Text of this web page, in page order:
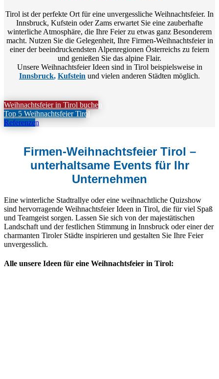
Tirol ist der perfekte Ort für eine unvergessliche Weihnachtsfeier. In
Innsbruck, Kufstein oder Zams erwartet Sie eine zauberhafte
winterliche Atmosphäre, die Ihre Feier zu etwas ganz Besonderem
macht. Nutzen Sie die Gelegenheit, Ihre Firmen-Weihnachtsfeier in
einer der beeindruckendsten Alpenregionen Österreichs zu feiern
und genießen Sie das alpine Flair.
Unsere Weihnachtsfeier Ideen sind in Tirol beispielsweise in
Innsbruck, Kufstein und vielen anderen Städten möglich.
Weihnachtsfeier in Tirol buchen
Top 5 Weihnachtsfeier Tirol
Referenzen
Firmen-Weihnachtsfeier Tirol –
unterhaltsame Events für Ihr
Unternehmen
Eine winterliche Stadtrallye oder eine weihnachtliche Quizshow
sind hervorragende Weihnachtsfeier Ideen in Tirol, die für viel Spaß
und Teamgeist sorgen. Lassen Sie sich von der majestätischen
Landschaft und der festlichen Stimmung in Innsbruck oder einer der
charmanten Tiroler Städte inspirieren und gestalten Sie Ihre Feier
unvergesslich.
Alle unsere Ideen für eine Weihnachtsfeier in Tirol: